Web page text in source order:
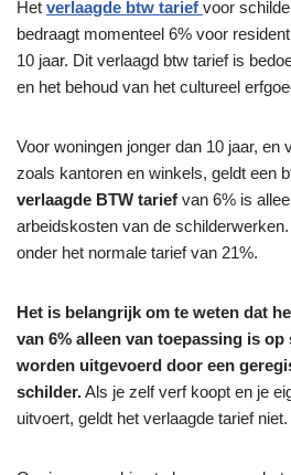
Het verlaagde btw tarief voor
bedraagt ​​momenteel 6% voor
10 jaar. Dit verlaagd btw tarief is
en het behoud van het cultureel
Voor woningen jonger dan 10 jaar, en
zoals kantoren en winkels, geldt een
verlaagde BTW tarief van 6% is
arbeidskosten van de
onder het normale tarief van 21%.
Het is belangrijk om te weten dat
van 6% alleen van toepassing is
worden uitgevoerd door een
schilder.Als je zelf verf koopt en je
uitvoert, geldt het verlaagde tarief niet.